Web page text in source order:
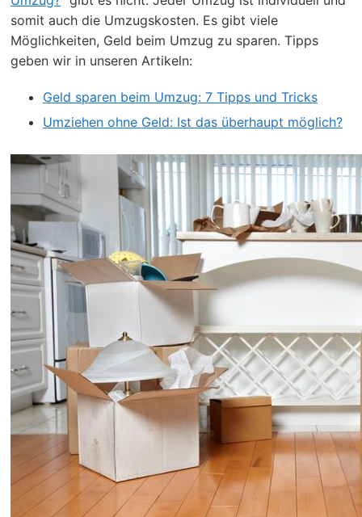
somit auch die Umzugskosten. Es gibt viele
Möglichkeiten, Geld beim Umzug zu sparen. Tipps
geben wir in unseren Artikeln:
Geld sparen beim Umzug: 7 Tipps und Tricks
Umziehen ohne Geld: Ist das überhaupt möglich?